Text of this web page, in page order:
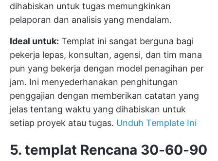
dihabiskan untuk tugas memungkinkan
pelaporan dan analisis yang mendalam.
Ideal untuk: Templat ini sangat berguna bagi
pekerja lepas, konsultan, agensi, dan tim mana
pun yang bekerja dengan model penagihan per
jam. Ini menyederhanakan penghitungan
penggajian dengan memberikan catatan yang
jelas tentang waktu yang dihabiskan untuk
setiap proyek atau tugas. Unduh Template Ini
5. templat Rencana 30-60-90